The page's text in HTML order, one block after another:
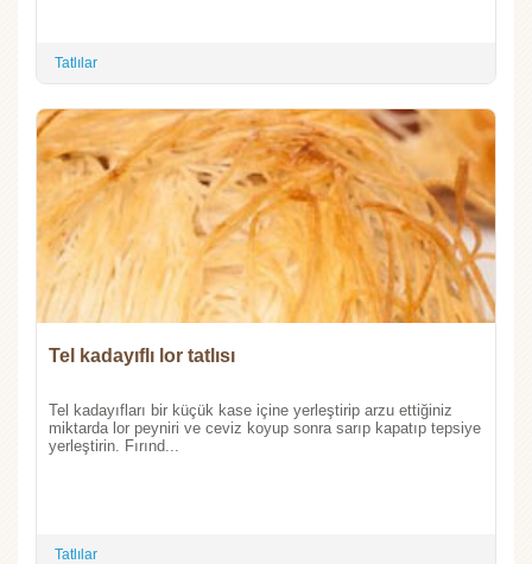
Tatlılar
Tel kadayıflı lor tatlısı
Tel kadayıfları bir küçük kase içine yerleştirip arzu ettiğiniz
miktarda lor peyniri ve ceviz koyup sonra sarıp kapatıp tepsiye
yerleştirin. Fırınd...
Tatlılar